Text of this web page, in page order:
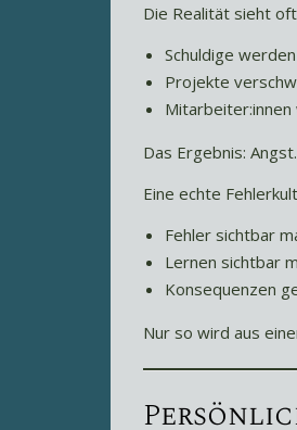
Die Realität sieht
Schuldige
Projekte
Das Ergebnis:
Eine echte
Fehler sichtbar
Lernen sichtbar
Konsequenzen
Nur so wird aus